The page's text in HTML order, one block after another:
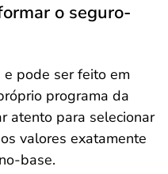
o seguro-
pode ser feito em
programa da
atento para selecionar
valores exatamente
base.